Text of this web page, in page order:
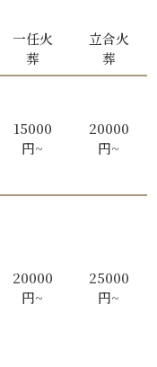
一任火
葬
立合火
葬
15000
円~
20000
円~
20000
円~
25000
円~